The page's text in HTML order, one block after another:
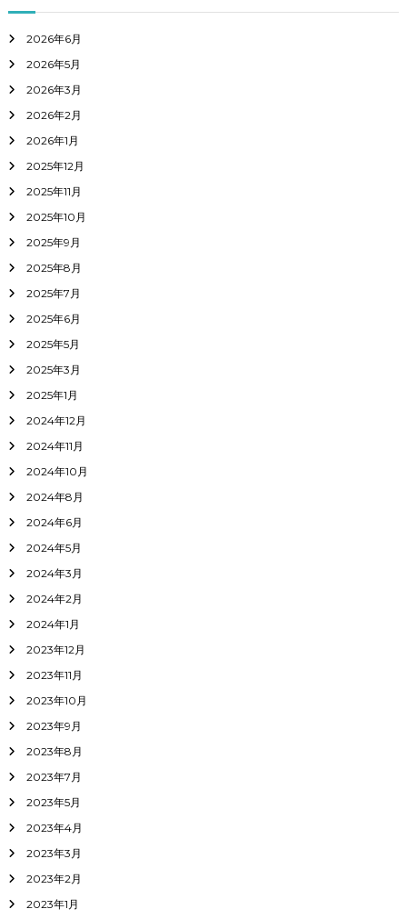
2026年6月
2026年5月
2026年3月
2026年2月
2026年1月
2025年12月
2025年11月
2025年10月
2025年9月
2025年8月
2025年7月
2025年6月
2025年5月
2025年3月
2025年1月
2024年12月
2024年11月
2024年10月
2024年8月
2024年6月
2024年5月
2024年3月
2024年2月
2024年1月
2023年12月
2023年11月
2023年10月
2023年9月
2023年8月
2023年7月
2023年5月
2023年4月
2023年3月
2023年2月
2023年1月